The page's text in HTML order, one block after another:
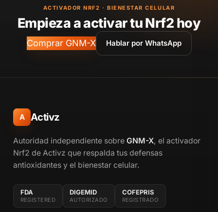
ACTIVADOR NRF2 · BIENESTAR CELULAR
Empieza a activar tu Nrf2 hoy
Comprar GNM-X Hablar por WhatsApp
A Activz
Autoridad independiente sobre GNM-X, el activador
Nrf2 de Activz que respalda tus defensas
antioxidantes y el bienestar celular.
FDA
REGISTERED
DIGEMID
AUTORIZADO
COFEPRIS
REGISTRADO